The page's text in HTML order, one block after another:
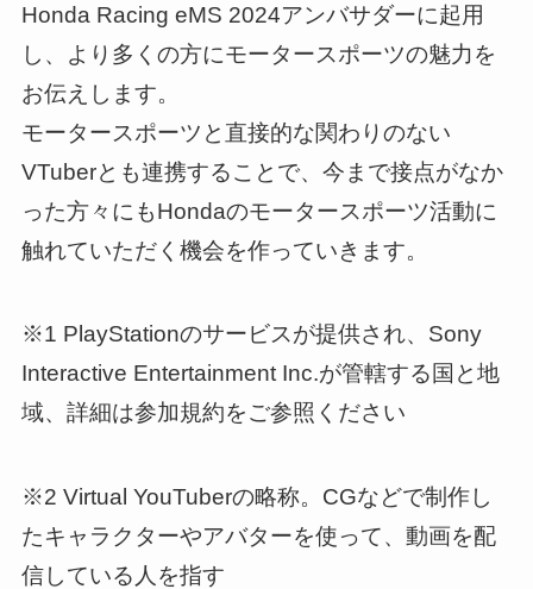
Honda Racing eMS 2024アンバサダーに起用
し、より多くの方にモータースポーツの魅力を
お伝えします。
モータースポーツと直接的な関わりのない
VTuberとも連携することで、今まで接点がなか
った方々にもHondaのモータースポーツ活動に
触れていただく機会を作っていきます。
※1 PlayStationのサービスが提供され、Sony
Interactive Entertainment Inc.が管轄する国と地
域、詳細は参加規約をご参照ください
※2 Virtual YouTuberの略称。CGなどで制作し
たキャラクターやアバターを使って、動画を配
信している人を指す